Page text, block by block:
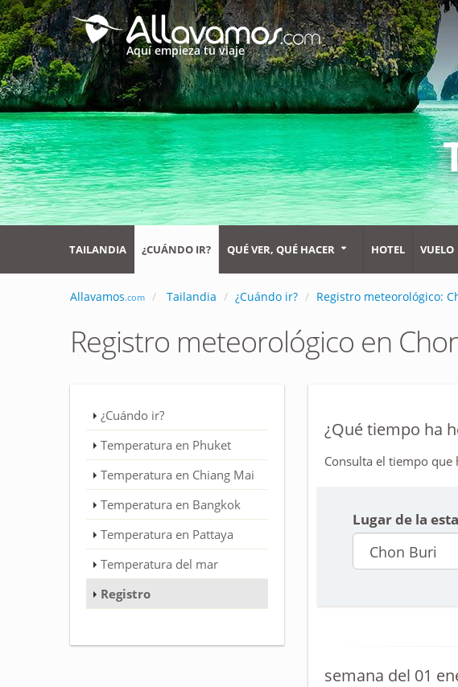
Aquí empieza tu viaje
TAILANDIA ¿CUÁNDO IR? QUÉ VER, QUÉ HACER HOTEL VUELO
Allavamos.com Tailandia ¿Cuándo ir? Registro meteorológico:
Registro meteorológico en
¿Cuándo ir?
Temperatura en Phuket
Temperatura en Chiang Mai
Temperatura en Bangkok
Temperatura en Pattaya
Temperatura del mar
Registro
¿Qué tiempo ha
Consulta el tiempo
Lugar de la
semana del 01